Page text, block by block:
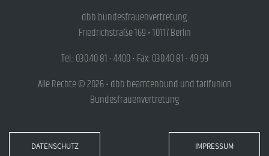
dbb bundesfrauenvertretung
Friedrichstraße 169 • 10117 Berlin
Tel.: 030.40 81 - 4400 • Fax: 030.40 81 - 49 99
Alle Rechte © 2026 • dbb beamtenbund und tarifunion
Bundesfrauenvertretung
DATENSCHUTZ IMPRESSUM